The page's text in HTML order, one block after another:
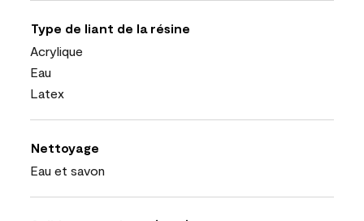
Type de liant de la résine
Acrylique
Eau
Latex
Nettoyage
Eau et savon